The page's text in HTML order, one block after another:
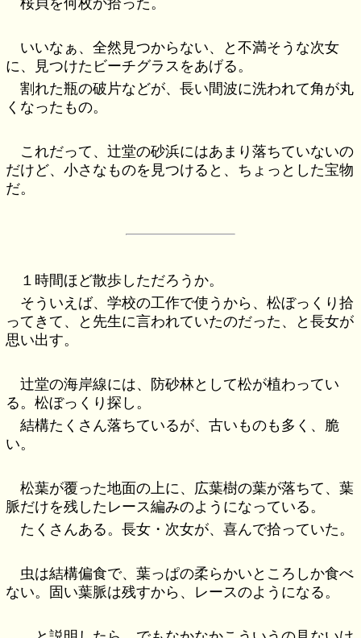
桜貝を何枚か拾った。
いいなぁ、全然見つからない、と不満そうな次女
に、見つけたビーチグラスをあげる。
割れた瓶の破片などが、長い間波に洗われて角が丸
くなったもの。
これだって、辻堂の砂浜にはあまり落ちていないの
だけど、小さなものを見つけると、ちょっとした宝物
だ。
１時間ほど散歩しただろうか。
そういえば、学校の工作で使うから、松ぼっくり拾
ってきて、と先生に言われていたのだった、と長女が
思い出す。
辻堂の海岸線には、防砂林として松が植わってい
る。松ぼっくり探し。
結構たくさん落ちているが、古いものも多く、脆
い。
松葉が覆った地面の上に、広葉樹の葉が落ちて、葉
脈だけを残したレース編みのようになっている。
たくさんある。長女・次女が、喜んで拾っていた。
虫は結構偏食で、葉っぱの柔らかいところしか食べ
ない。固い葉脈は残すから、レースのようになる。